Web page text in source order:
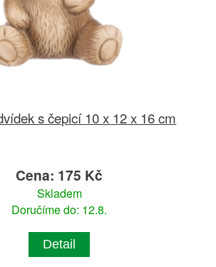
s čepicí 10 x 12 x 16 cm
Cena: 175 Kč
Skladem
Doručíme do: 12.8.
Detail